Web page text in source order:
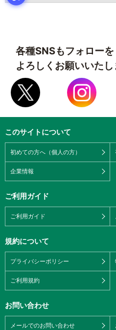
各種SNSもフォローを
よろしくお願いいたし
このサイトについて
初めての方へ（個人の方）
企業情報
ご利用ガイド
ご利用ガイド
規約について
プライバシーポリシー
ご利用規約
お問い合わせ
メールでのお問い合わせ